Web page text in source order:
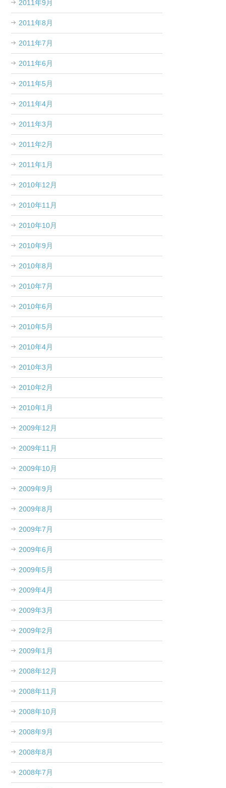
2011年9月
2011年8月
2011年7月
2011年6月
2011年5月
2011年4月
2011年3月
2011年2月
2011年1月
2010年12月
2010年11月
2010年10月
2010年9月
2010年8月
2010年7月
2010年6月
2010年5月
2010年4月
2010年3月
2010年2月
2010年1月
2009年12月
2009年11月
2009年10月
2009年9月
2009年8月
2009年7月
2009年6月
2009年5月
2009年4月
2009年3月
2009年2月
2009年1月
2008年12月
2008年11月
2008年10月
2008年9月
2008年8月
2008年7月